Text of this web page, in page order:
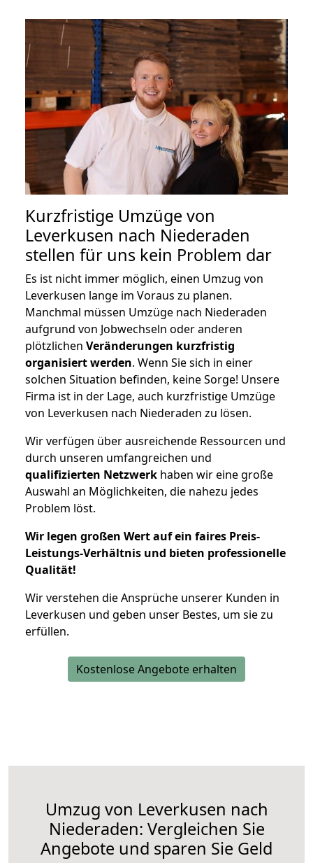
Kurzfristige Umzüge von
Leverkusen nach Niederaden
stellen für uns kein Problem dar
Es ist nicht immer möglich, einen Umzug von
Leverkusen lange im Voraus zu planen.
Manchmal müssen Umzüge nach Niederaden
aufgrund von Jobwechseln oder anderen
plötzlichen Veränderungen kurzfristig
organisiert werden. Wenn Sie sich in einer
solchen Situation befinden, keine Sorge! Unsere
Firma ist in der Lage, auch kurzfristige Umzüge
von Leverkusen nach Niederaden zu lösen.
Wir verfügen über ausreichende Ressourcen und
durch unseren umfangreichen und
qualifizierten Netzwerk haben wir eine große
Auswahl an Möglichkeiten, die nahezu jedes
Problem löst.
Wir legen großen Wert auf ein faires Preis-
Leistungs-Verhältnis und bieten professionelle
Qualität!
Wir verstehen die Ansprüche unserer Kunden in
Leverkusen und geben unser Bestes, um sie zu
erfüllen.
Kostenlose Angebote erhalten
Umzug von Leverkusen nach
Niederaden: Vergleichen Sie
Angebote und sparen Sie Geld